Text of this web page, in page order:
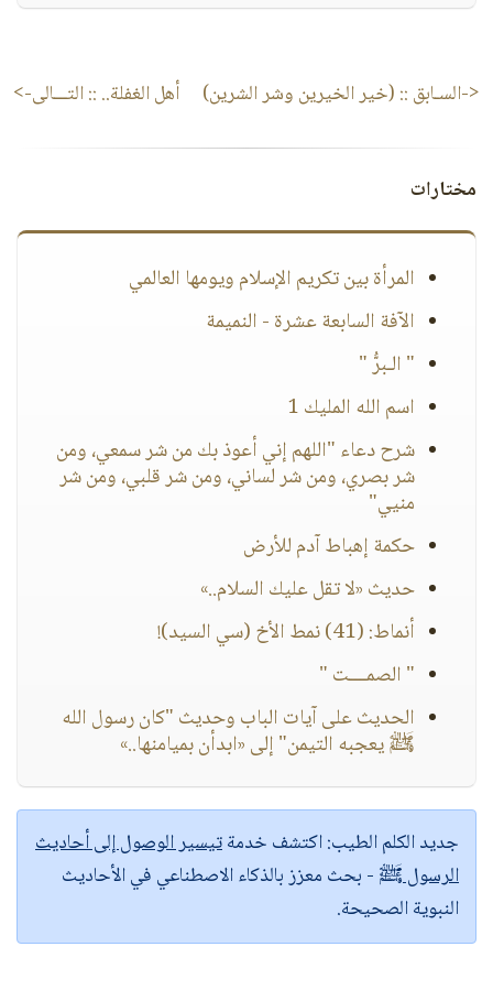
<-السـابق :: (خير الخيرين وشر الشرين) أهل الغفلة.. :: التـــالى->
مختارات
المرأة بين تكريم الإسلام ويومها العالمي
الآفة السابعة عشرة - النميمة
" الـبرُّ "
اسم الله المليك 1
شرح دعاء "اللهم إني أعوذ بك من شر سمعي، ومن
شر بصري، ومن شر لساني، ومن شر قلبي، ومن شر
منيي"
حكمة إهباط آدم للأرض
حديث «لا تقل عليك السلام..»
أنماط: (41) نمط الأخ (سي السيد)!
" الصمــــت "
الحديث على آيات الباب وحديث "كان رسول الله
ﷺ يعجبه التيمن" إلى «ابدأن بميامنها..»
جديد الكلم الطيب:اكتشف خدمةتيسير الوصول إلى أحاديث
الرسول ﷺ - بحث معزز بالذكاء الاصطناعي في الأحاديث
النبوية الصحيحة.